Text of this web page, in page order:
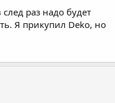
раз надо будет
Я прикупил Deko, но